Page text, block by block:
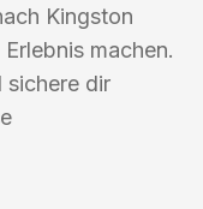
Kingston
machen.
sichere dir